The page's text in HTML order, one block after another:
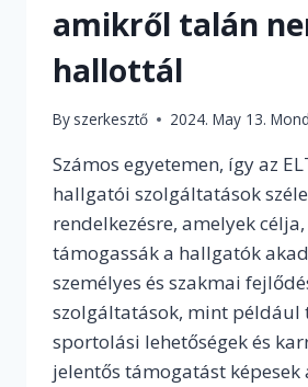
amikről talán
hallottál
By szerkesztő 2024. May 13.
Számos egyetemen, így az
hallgatói szolgáltatások
rendelkezésre, amelyek
támogassák a hallgatók
személyes és szakmai
szolgáltatások, mint például
sportolási lehetőségek és
jelentős támogatást képesek